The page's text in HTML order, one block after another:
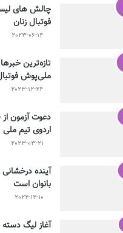
چالش هاى
فوتبال زنان
2023-06-14
ملی‌پوش
2023-12-24
اردوی تیم ملی
2023-03-21
آینده درخشانی
بانوان است
2022-12-10
آغاز لیگ دسته